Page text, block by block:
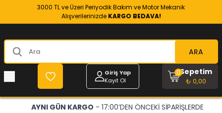
3000 TL ve Üzeri Periyodik Bakım ve Motor Mekanik
Alışverilerinizde KARGO BEDAVA!
ARA
Giriş Yap
Kayıt Ol
Sepetim
₺ 0,00
0
AYNI GÜN KARGO - 17:00’DEN ÖNCEKİ SİPARİŞLERDE